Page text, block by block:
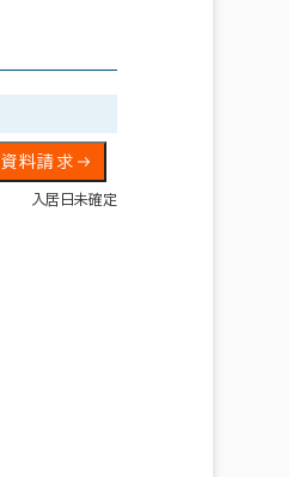
資料請求
入居日未確定